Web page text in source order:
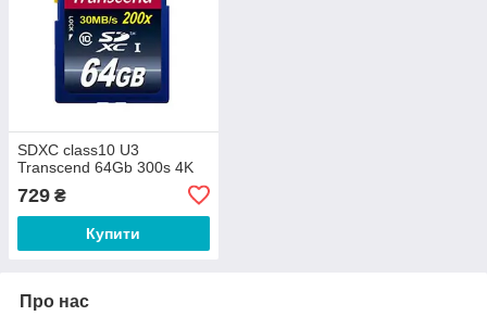
SDXC class10 U3
Transcend 64Gb 300s 4K
729 ₴
Купити
Про нас